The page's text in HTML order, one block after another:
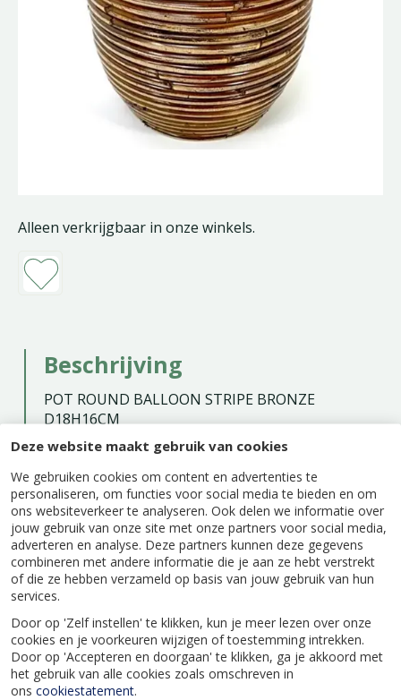
Deze website maakt gebruik van cookies
We gebruiken cookies om content en advertenties te
personaliseren, om functies voor social media te bieden en om
ons websiteverkeer te analyseren. Ook delen we informatie over
jouw gebruik van onze site met onze partners voor social media,
adverteren en analyse. Deze partners kunnen deze gegevens
combineren met andere informatie die je aan ze hebt verstrekt
of die ze hebben verzameld op basis van jouw gebruik van hun
services.
Door op 'Zelf instellen' te klikken, kun je meer lezen over onze
cookies en je voorkeuren wijzigen of toestemming intrekken.
Door op 'Accepteren en doorgaan' te klikken, ga je akkoord met
het gebruik van alle cookies zoals omschreven in
ons cookiestatement.
Alleen verkrijgbaar in onze winkels.
Beschrijving
POT ROUND BALLOON STRIPE BRONZE
D18H16CM
Specificaties
EAN code 8714763324298
Kleur Bruin
Hoogte (cm) 16